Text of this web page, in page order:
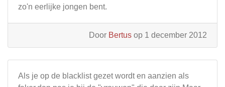
zo'n eerlijke jongen bent.
Door Bertus op 1 december 2012
Als je op de blacklist gezet wordt en aanzien als